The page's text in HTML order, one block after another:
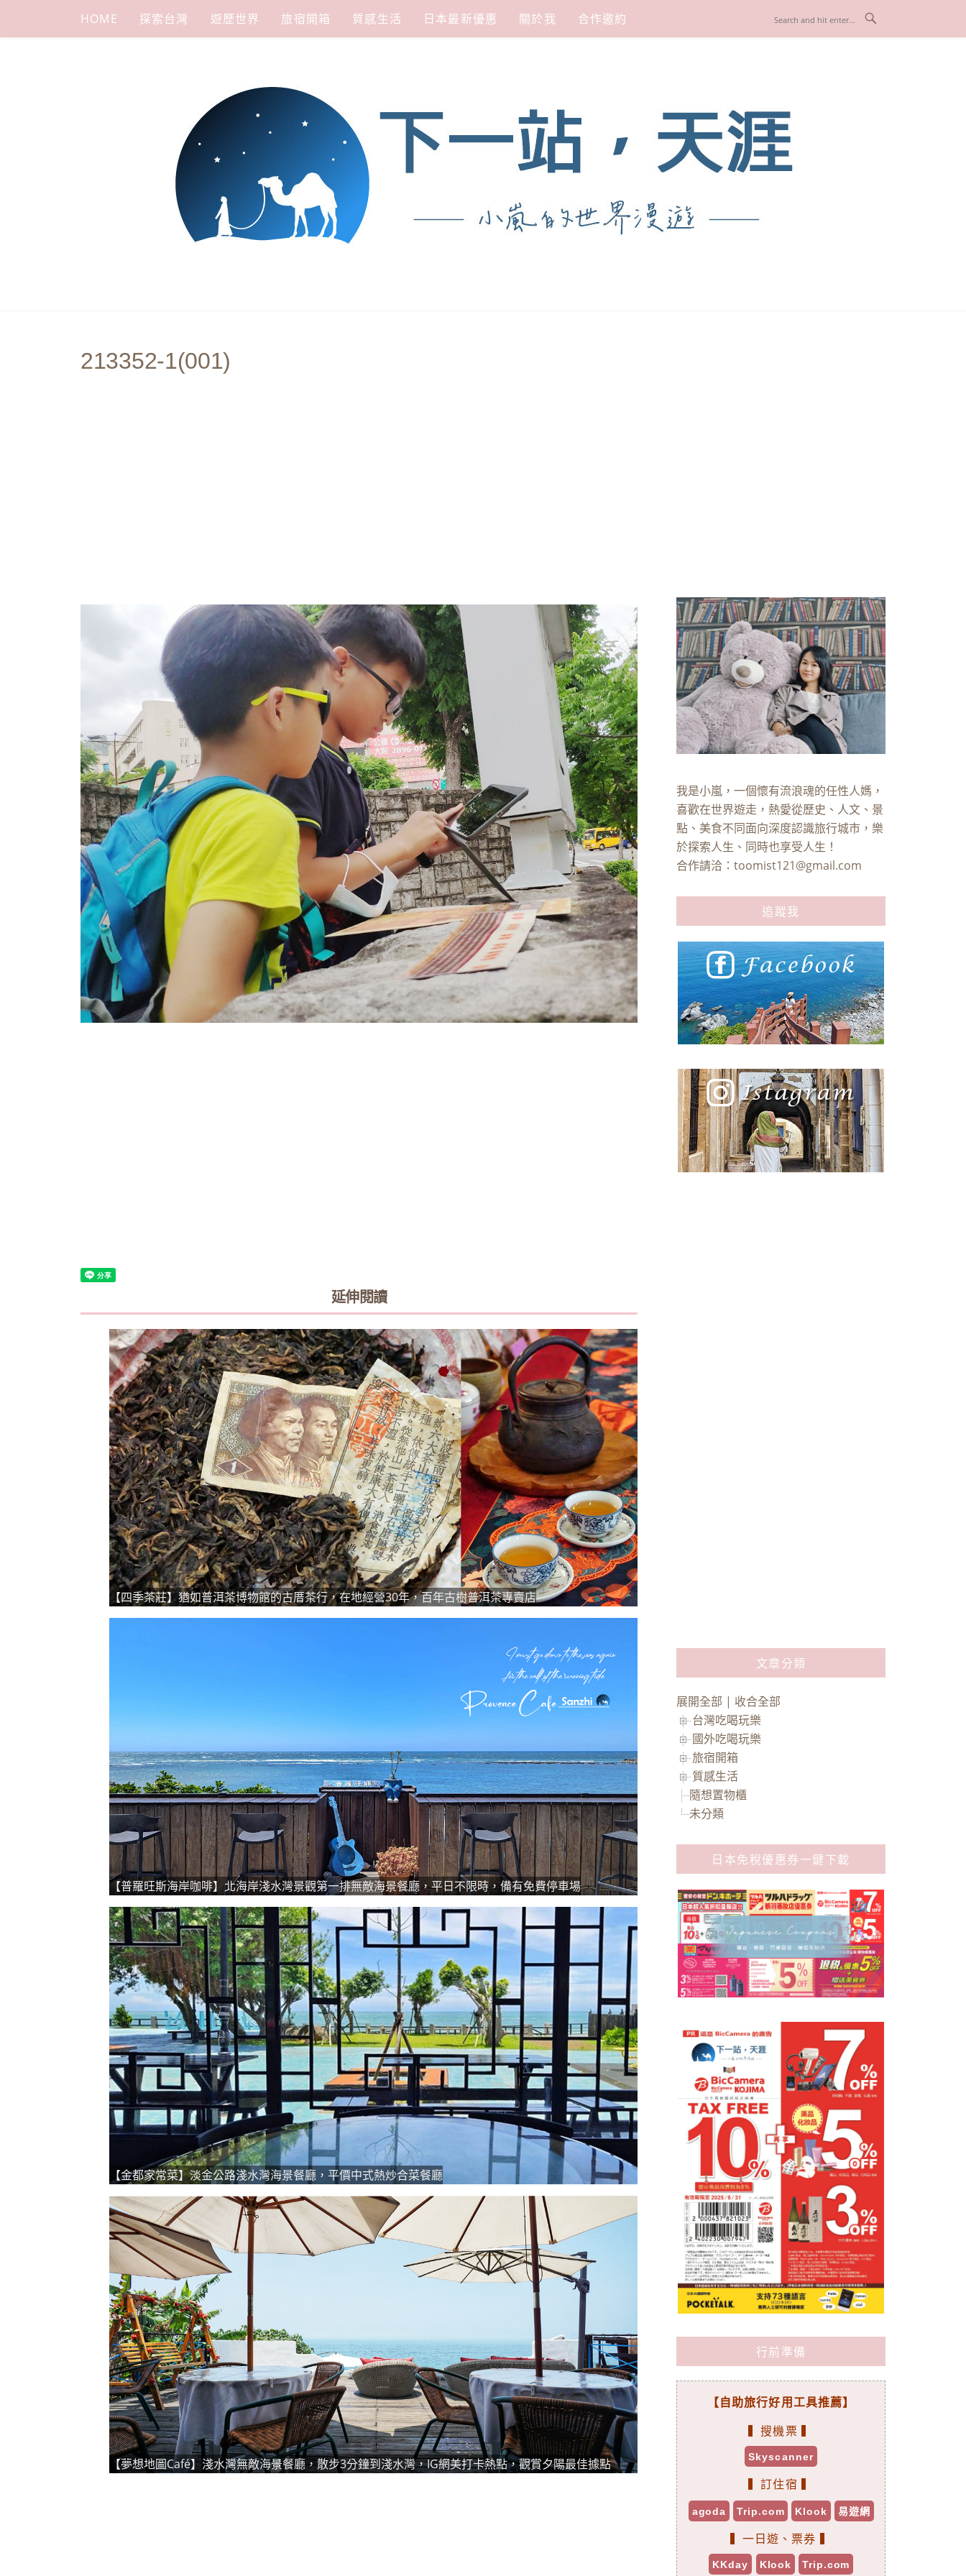
HOME 探索台灣 遊歷世界 旅宿開箱 質感生活 日本最新優惠 關於我 合作邀約
213352-1(001)
延伸閱讀
【四季茶莊】猶如普洱茶博物館的古厝茶行，在地經營30年，百年古樹普洱茶專賣店
【普羅旺斯海岸咖啡】北海岸淺水灣景觀第一排無敵海景餐廳，平日不限時，備有免費停車場
【金都家常菜】淡金公路淺水灣海景餐廳，平價中式熱炒合菜餐廳
【夢想地圖Café】淺水灣無敵海景餐廳，散步3分鐘到淺水灣，IG網美打卡熱點，觀賞夕陽最佳據點
我是小嵐，一個懷有流浪魂的任性人媽，
喜歡在世界遊走，熱愛從歷史、人文、景
點、美食不同面向深度認識旅行城市，樂
於探索人生、同時也享受人生！
合作請洽：toomist121@gmail.com
追蹤我
文章分類
展開全部 | 收合全部
台灣吃喝玩樂
國外吃喝玩樂
旅宿開箱
質感生活
隨想置物櫃
未分類
日本免稅優惠券一鍵下載
行前準備
【自助旅行好用工具推薦】
▍搜機票 ▍
Skyscanner
▍訂住宿 ▍
agoda Trip.com Klook 易遊網
▍一日遊、票券 ▍
KKday Klook Trip.com